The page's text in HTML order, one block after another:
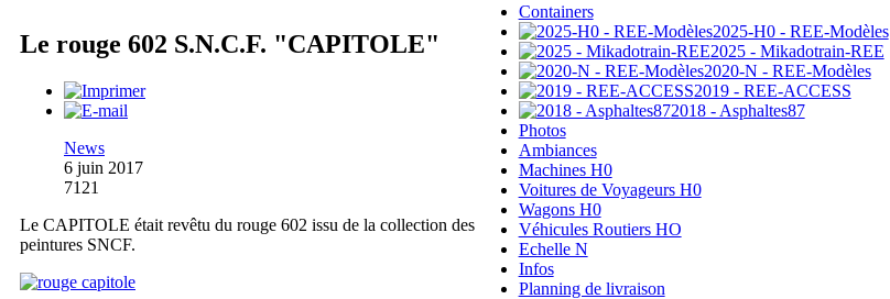
Le rouge 602 S.N.C.F. "CAPITOLE"
News
6 juin 2017
7121
Le CAPITOLE était revêtu du rouge 602 issu de la collection des
peintures SNCF.
Containers
2025-H0 - REE-Modèles
2025 - Mikadotrain-REE
2020-N - REE-Modèles
2019 - REE-ACCESS
2018 - Asphaltes87
Photos
Ambiances
Machines H0
Voitures de Voyageurs H0
Wagons H0
Véhicules Routiers HO
Echelle N
Infos
Planning de livraison